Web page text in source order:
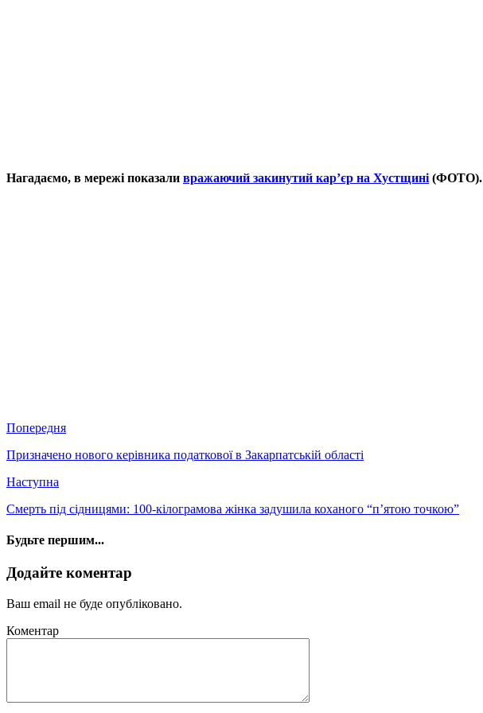
Нагадаємо, в мережі показали вражаючий закинутий кар’єр на Хустщині (ФОТО).
Попередня
Призначено нового керівника податкової в Закарпатській області
Наступна
Смерть під сідницями: 100-кілограмова жінка задушила коханого “п’ятою точкою”
Будьте першим...
Додайте коментар
Ваш email не буде опубліковано.
Коментар